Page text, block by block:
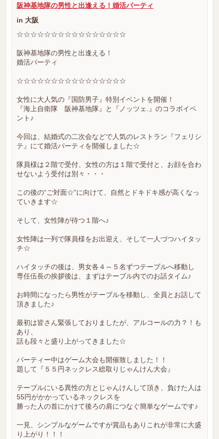
阪神基地隊の男性と出逢える！婚活パーティ
in 大阪
☆☆☆☆☆☆☆☆☆☆☆☆☆☆☆☆
阪神基地隊の男性と出逢える！
婚活パーティ
☆☆☆☆☆☆☆☆☆☆☆☆☆☆☆☆
女性に大人気の『国防男子』特別イベントを開催！
『海上自衛隊 阪神基地隊』と『ノッツェ.』のコラボイベ
ント♪
今回は、結婚式の二次会などで人気のレストラン『フェリシ
テ』にて婚活パーティを開催しました☆
隊員様は２階で受付、女性の方は１階で受付と、お顔を合わ
せないよう受付は別々・・・
この後の“ご対面☆”に向けて、自然とドキドキ感が高くなっ
ていきます☆
そして、女性陣が待つ１階へ♪
女性陣は一列で隊員様をお出迎え、そして一人づつハイタッ
チ☆
ハイタッチの後は、男女各４～５名ずつテーブルへ移動し
専任伍長の挨拶後は、まずはテーブル内でのお話タイム♪
お時間になったら男性がテーブルを移動し、全員とお話して
頂きました♪
最初は皆さん緊張しておりましたが、アルコールの力？！も
あり、
話も段々と盛り上がってきました☆
パーティー中はゲーム大会も開催致しました！！
題して『５５円ネックレス総取りじゃんけん大会』
テーブルにいる異性の方とじゃんけんして頂き、負けた人は
55円がかかっているネックレスを
勝った人の首にかけて後ろの肩につなぐ簡単なゲームです♪
一見、シンプルなゲームですが賞品もありこれが非常に大盛
り上がり！！！